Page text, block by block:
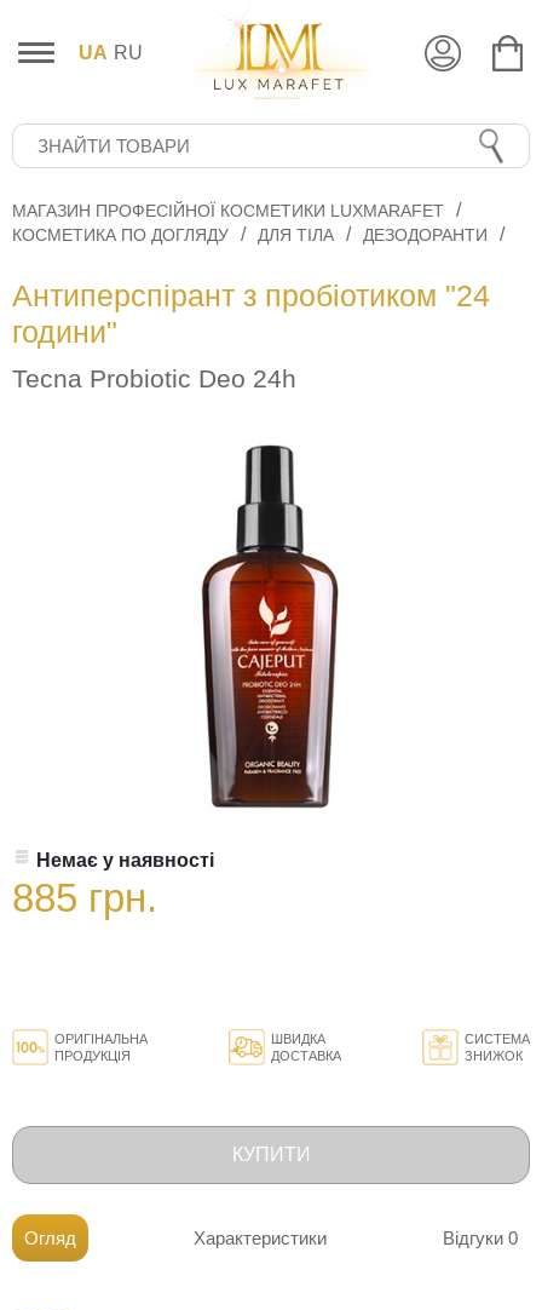
UA RU
МАГАЗИН ПРОФЕСІЙНОЇ КОСМЕТИКИ LUXMARAFET
КОСМЕТИКА ПО ДОГЛЯДУ
ДЛЯ ТІЛА ДЕЗОДОРАНТИ
Антиперспірант з пробіотиком "24
години"
Tecna Probiotic Deo 24h
Немає у наявності
885 грн.
ОРИГІНАЛЬНА
ПРОДУКЦІЯ
ШВИДКА
ДОСТАВКА
СИСТЕМА
ЗНИЖОК
КУПИТИ
Огляд Характеристики Відгуки 0